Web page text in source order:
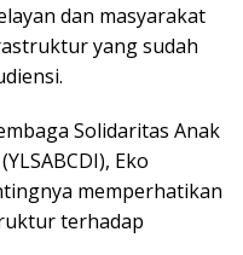
dan masyarakat
yang sudah
Solidaritas Anak
Eko
memperhatikan
terhadap